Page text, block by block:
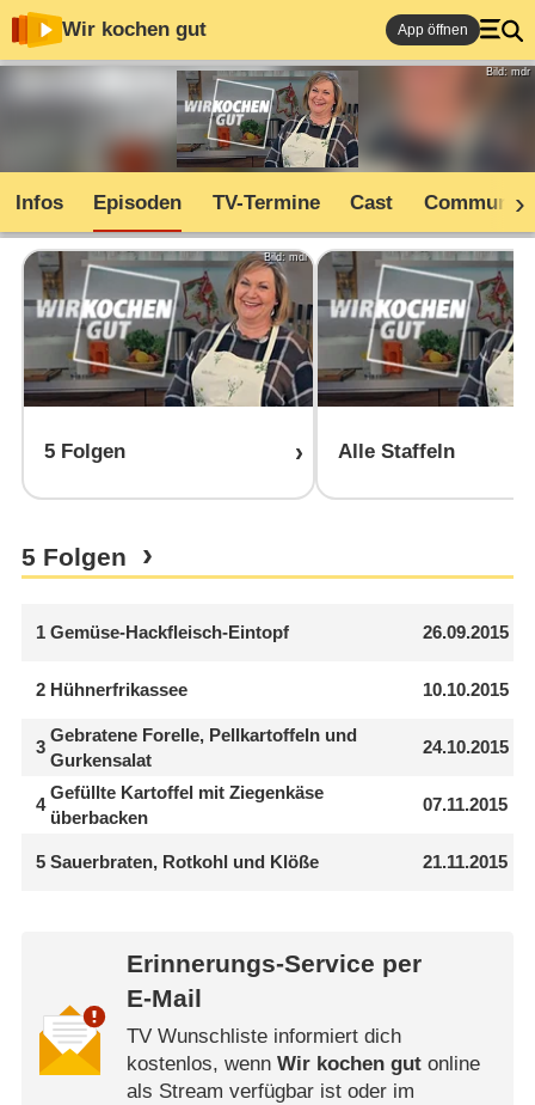
Wir kochen gut App öffnen
Bild: mdr
Infos Episoden TV-Termine Cast Community
Bild: mdr
5 Folgen Alle Staffeln
5 Folgen
1 Gemüse-Hackfleisch-Eintopf 26.09.2015
2 Hühnerfrikassee 10.10.2015
3
Gebratene Forelle, Pellkartoffeln und
Gurkensalat
24.10.2015
4
Gefüllte Kartoffel mit Ziegenkäse
überbacken
07.11.2015
5 Sauerbraten, Rotkohl und Klöße 21.11.2015
Erinnerungs-Service per
E-Mail
TV Wunschliste informiert dich
kostenlos, wenn Wir kochen gutonline
als Stream verfügbar ist oder im